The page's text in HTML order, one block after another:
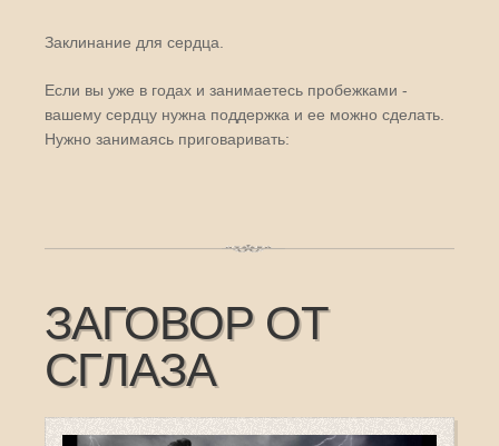
Заклинание для сердца.
Если вы уже в годах и занимаетесь пробежками -
вашему сердцу нужна поддержка и ее можно сделать.
Нужно занимаясь приговаривать:
ЗАГОВОР ОТ
СГЛАЗА